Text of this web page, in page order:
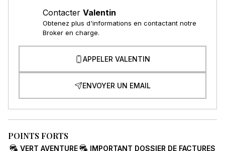
Contacter Valentin
Obtenez plus d'informations en contactant notre
Broker en charge.
APPELER VALENTIN
ENVOYER UN EMAIL
POINTS FORTS
VERT AVENTURE
IMPORTANT DOSSIER DE FACTURES